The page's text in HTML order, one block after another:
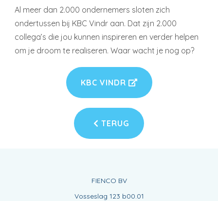
Al meer dan 2.000 ondernemers sloten zich
ondertussen bij KBC Vindr aan. Dat zijn 2.000
collega’s die jou kunnen inspireren en verder helpen
om je droom te realiseren. Waar wacht je nog op?
KBC VINDR
TERUG
FIENCO BV
Vosseslag 123 b00.01